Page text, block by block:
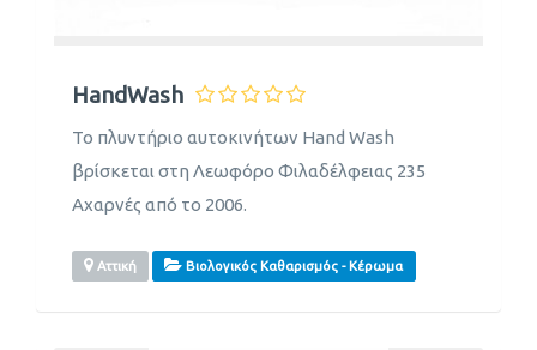
HandWash
Το πλυντήριο αυτοκινήτων Hand Wash
βρίσκεται στη Λεωφόρο Φιλαδέλφειας 235
Αχαρνές από το 2006.
Αττική Βιολογικός Καθαρισμός - Κέρωμα